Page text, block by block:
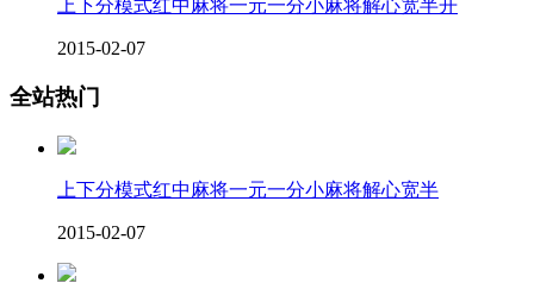
上下分模式红中麻将一元一分小麻将解心宽半开
2015-02-07
全站热门
上下分模式红中麻将一元一分小麻将解心宽半
2015-02-07